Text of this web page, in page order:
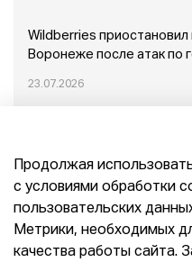
Wildberries приостановил
Воронеже после атак по
23.07.2026
Конец эпохи
Mr.Doors Максима
Продолжая
с условиями обработки
пользовательских
Метрики, необходимых
качества работы сайта.